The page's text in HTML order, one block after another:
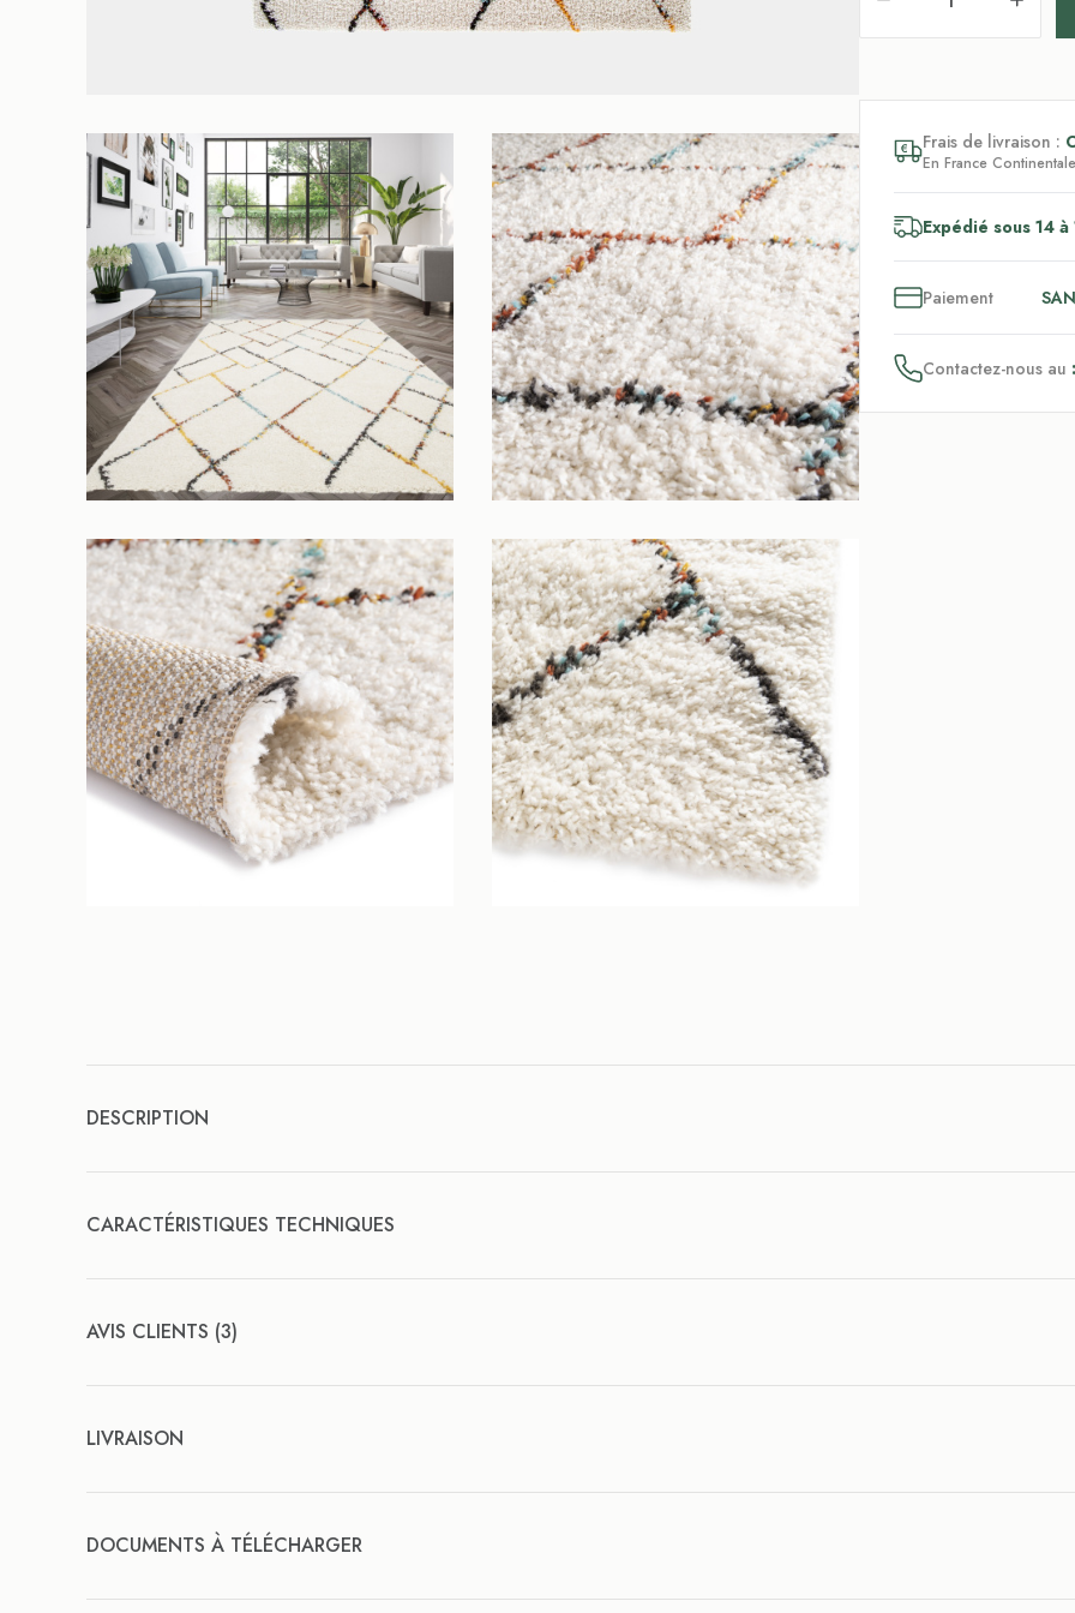
Frais de livraison :
En France
Expédié sous 14
Paiement
Contactez-nous au
DESCRIPTION
CARACTÉRISTIQUES TECHNIQUES
AVIS CLIENTS (3)
LIVRAISON
DOCUMENTS À TÉLÉCHARGER